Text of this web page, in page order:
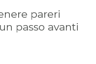
pareri
passo avanti